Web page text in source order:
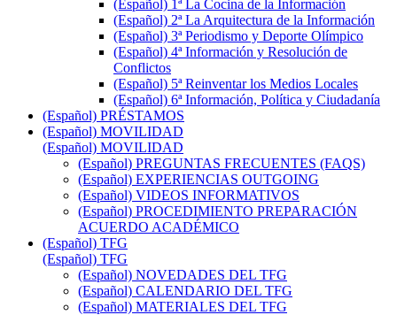
(Español) 1ª La Cocina de la Información
(Español) 2ª La Arquitectura de la Información
(Español) 3ª Periodismo y Deporte Olímpico
(Español) 4ª Información y Resolución de
Conflictos
(Español) 5ª Reinventar los Medios Locales
(Español) 6ª Información, Política y Ciudadanía
(Español) PRÉSTAMOS
(Español) MOVILIDAD
(Español) MOVILIDAD
(Español) PREGUNTAS FRECUENTES (FAQS)
(Español) EXPERIENCIAS OUTGOING
(Español) VIDEOS INFORMATIVOS
(Español) PROCEDIMIENTO PREPARACIÓN
ACUERDO ACADÉMICO
(Español) TFG
(Español) TFG
(Español) NOVEDADES DEL TFG
(Español) CALENDARIO DEL TFG
(Español) MATERIALES DEL TFG